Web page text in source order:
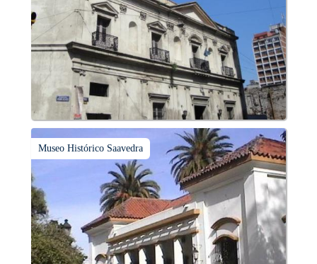
Museo Histórico Saavedra